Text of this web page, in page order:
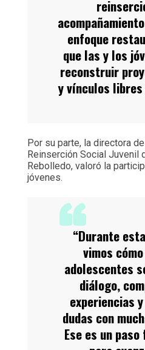
enfoque
que las y los
reconstruir
y vínculos libres
Por su parte, la directora
Reinserción Social Juvenil
Rebolledo, valoró la
jóvenes.
“Durante
vimos
adolescentes
diálogo,
experiencias
dudas con
Ese es un